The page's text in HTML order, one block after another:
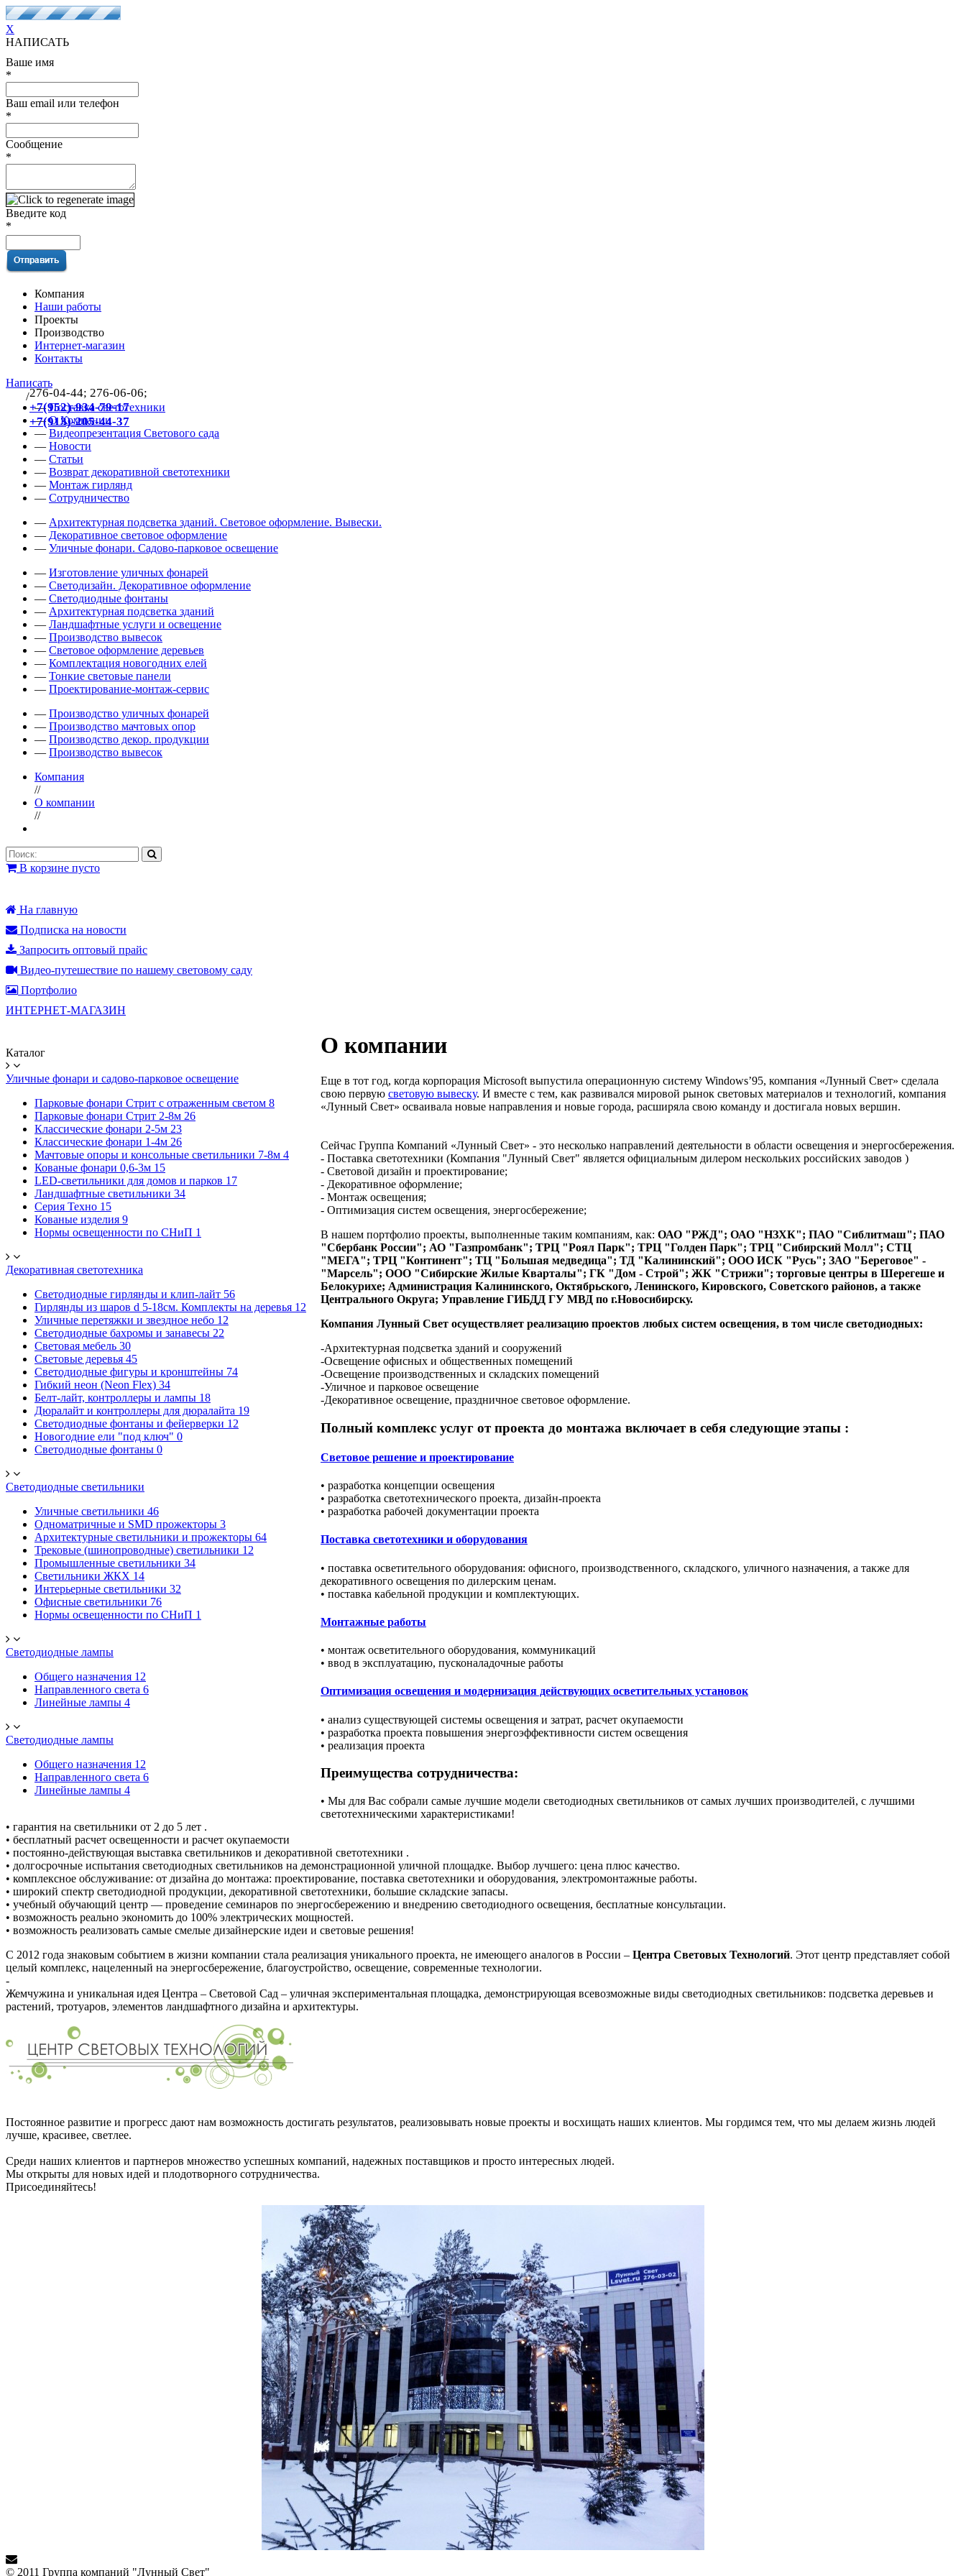
X
НАПИСАТЬ
Ваше имя
*
Ваш email или телефон
*
Сообщение
*
Введите код
*
Компания
Наши работы
Проекты
Производство
Интернет-магазин
Контакты
Написать
/276-04-44; 276-06-06;
+7(952)-934-79-17
+7(913)-205-44-37
—Поставка светотехники
—О Компании
— Видеопрезентация Светового сада
— Новости
— Статьи
— Возврат декоративной светотехники
— Монтаж гирлянд
— Сотрудничество
— Архитектурная подсветка зданий. Световое оформление. Вывески.
— Декоративное световое оформление
— Уличные фонари. Садово-парковое освещение
— Изготовление уличных фонарей
— Светодизайн. Декоративное оформление
— Светодиодные фонтаны
— Архитектурная подсветка зданий
— Ландшафтные услуги и освещение
— Производство вывесок
— Световое оформление деревьев
— Комплектация новогодних елей
— Тонкие световые панели
— Проектирование-монтаж-сервис
— Производство уличных фонарей
— Производство мачтовых опор
— Производство декор. продукции
— Производство вывесок
Компания
//
О компании
//
В корзине пусто
На главную
Подписка на новости
Запросить оптовый прайс
Видео-путешествие по нашему световому саду
Портфолио
ИНТЕРНЕТ-МАГАЗИН
Каталог
Уличные фонари и садово-парковое освещение
Парковые фонари Стрит с отраженным светом 8
Парковые фонари Стрит 2-8м 26
Классические фонари 2-5м 23
Классические фонари 1-4м 26
Мачтовые опоры и консольные светильники 7-8м 4
Кованые фонари 0,6-3м 15
LED-светильники для домов и парков 17
Ландшафтные светильники 34
Серия Техно 15
Кованые изделия 9
Нормы освещенности по СНиП 1
Декоративная светотехника
Светодиодные гирлянды и клип-лайт 56
Гирлянды из шаров d 5-18cм. Комплекты на деревья 12
Уличные перетяжки и звездное небо 12
Светодиодные бахромы и занавесы 22
Световая мебель 30
Световые деревья 45
Светодиодные фигуры и кронштейны 74
Гибкий неон (Neon Flex) 34
Белт-лайт, контроллеры и лампы 18
Дюралайт и контроллеры для дюралайта 19
Светодиодные фонтаны и фейерверки 12
Новогодние ели "под ключ" 0
Светодиодные фонтаны 0
Светодиодные светильники
Уличные светильники 46
Одноматричные и SMD прожекторы 3
Архитектурные светильники и прожекторы 64
Трековые (шинопроводные) светильники 12
Промышленные светильники 34
Светильники ЖКХ 14
Интерьерные светильники 32
Офисные светильники 76
Нормы освещенности по СНиП 1
Светодиодные лампы
Общего назначения 12
Направленного света 6
Линейные лампы 4
Светодиодные лампы
Общего назначения 12
Направленного света 6
Линейные лампы 4
О компании
Еще в тот год, когда корпорация Microsoft выпустила операционную систему Windows’95, компания «Лунный Свет» сделала
свою первую световую вывеску. И вместе с тем, как развивался мировой рынок световых материалов и технологий, компания
«Лунный Свет» осваивала новые направления и новые города, расширяла свою команду и достигала новых вершин.
Сейчас Группа Компаний «Лунный Свет» - это несколько направлений деятельности в области освещения и энергосбережения.
- Поставка светотехники (Компания "Лунный Свет" является официальным дилером нескольких российских заводов )
- Световой дизайн и проектирование;
- Декоративное оформление;
- Монтаж освещения;
- Оптимизация систем освещения, энергосбережение;
В нашем портфолио проекты, выполненные таким компаниям, как: ОАО "РЖД"; ОАО "НЗХК"; ПАО "Сиблитмаш"; ПАО
"Сбербанк России"; АО "Газпромбанк"; ТРЦ "Роял Парк"; ТРЦ "Голден Парк"; ТРЦ "Сибирский Молл"; СТЦ
"МЕГА"; ТРЦ "Континент"; ТЦ "Большая медведица"; ТД "Калининский"; ООО ИСК "Русь"; ЗАО "Береговое" -
"Марсель"; ООО "Сибирские Жилые Кварталы"; ГК "Дом - Строй"; ЖК "Стрижи"; торговые центры в Шерегеше и
Белокурихе; Администрация Калининского, Октябрьского, Ленинского, Кировского, Советского районов, а также
Центрального Округа; Управление ГИБДД ГУ МВД по г.Новосибирску.
Компания Лунный Свет осуществляет реализацию проектов любых систем освещения, в том числе светодиодных:
-Архитектурная подсветка зданий и сооружений
-Освещение офисных и общественных помещений
-Освещение производственных и складских помещений
-Уличное и парковое освещение
-Декоративное освещение, праздничное световое оформление.
Полный комплекс услуг от проекта до монтажа включает в себя следующие этапы :
Световое решение и проектирование
• разработка концепции освещения
• разработка светотехнического проекта, дизайн-проекта
• разработка рабочей документации проекта
Поставка светотехники и оборудования
• поставка осветительного оборудования: офисного, производственного, складского, уличного назначения, а также для
декоративного освещения по дилерским ценам.
• поставка кабельной продукции и комплектующих.
Монтажные работы
• монтаж осветительного оборудования, коммуникаций
• ввод в эксплуатацию, пусконаладочные работы
Оптимизация освещения и модернизация действующих осветительных установок
• анализ существующей системы освещения и затрат, расчет окупаемости
• разработка проекта повышения энергоэффективности систем освещения
• реализация проекта
Преимущества сотрудничества:
• Мы для Вас собрали самые лучшие модели светодиодных светильников от самых лучших производителей, с лучшими
светотехническими характеристиками!
• гарантия на светильники от 2 до 5 лет .
• бесплатный расчет освещенности и расчет окупаемости
• постоянно-действующая выставка светильников и декоративной светотехники .
• долгосрочные испытания светодиодных светильников на демонстрационной уличной площадке. Выбор лучшего: цена плюс качество.
• комплексное обслуживание: от дизайна до монтажа: проектирование, поставка светотехники и оборудования, электромонтажные работы.
• широкий спектр светодиодной продукции, декоративной светотехники, большие складские запасы.
• учебный обучающий центр — проведение семинаров по энергосбережению и внедрению светодиодного освещения, бесплатные консультации.
• возможность реально экономить до 100% электрических мощностей.
• возможность реализовать самые смелые дизайнерские идеи и световые решения!
С 2012 года знаковым событием в жизни компании стала реализация уникального проекта, не имеющего аналогов в России – Центра Световых Технологий. Этот центр представляет собой
целый комплекс, нацеленный на энергосбережение, благоустройство, освещение, современные технологии.
-
Жемчужина и уникальная идея Центра – Световой Сад – уличная экспериментальная площадка, демонстрирующая всевозможные виды светодиодных светильников: подсветка деревьев и
растений, тротуаров, элементов ландшафтного дизайна и архитектуры.
Постоянное развитие и прогресс дают нам возможность достигать результатов, реализовывать новые проекты и восхищать наших клиентов. Мы гордимся тем, что мы делаем жизнь людей
лучше, красивее, светлее.
Среди наших клиентов и партнеров множество успешных компаний, надежных поставщиков и просто интересных людей.
Мы открыты для новых идей и плодотворного сотрудничества.
Присоединяйтесь!
© 2011 Группа компаний "Лунный Свет"